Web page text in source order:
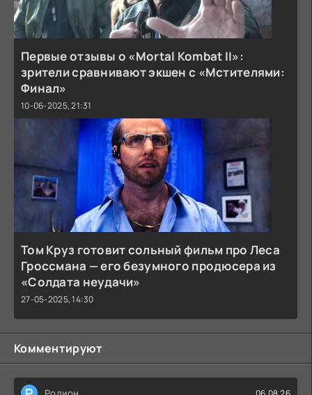
Первые отзывы о «Mortal Kombat II»:
зрители сравнивают экшен с «Мстителями:
Финал»
10-06-2025, 21:31
Том Круз готовит сольный фильм про Леса
Гроссмана — его безумного продюсера из
«Солдата неудачи»
27-05-2025, 14:30
Комментируют